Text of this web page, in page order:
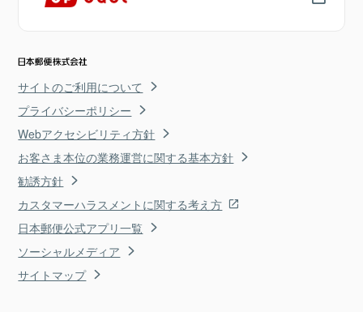
サイトのご利用について
プライバシーポリシー
Webアクセシビリティ方針
お客さま本位の業務運営に関する基本方針
勧誘方針
カスタマーハラスメントに関する考え方
日本郵便公式アプリ一覧
ソーシャルメディア
サイトマップ